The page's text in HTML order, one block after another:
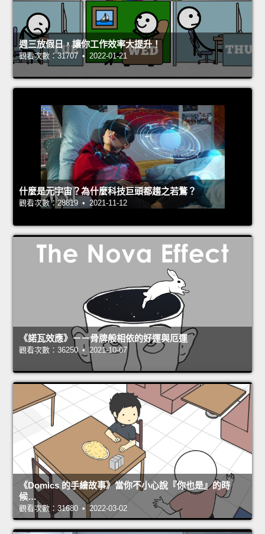
週三放假日，讓你工作效率大提升！
觀看次數：31707 • 2022-01-21
什麼是元宇宙？為什麼科技巨頭都趨之若鶩？
觀看次數：28819 • 2021-11-12
《諾瓦效應》－－骨牌般相依的好運與厄運
觀看次數：36250 • 2021-10-07
《Domics 的手繪故事》當你不小心說『你也是』的時
候…
觀看次數：31680 • 2022-03-02